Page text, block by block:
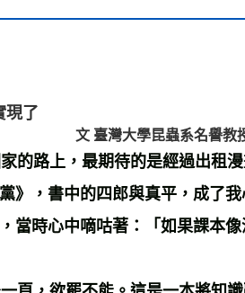
現了
文 臺灣大學昆蟲系名譽教
的路上，最期待的是經過出租漫
》，書中的四郎與真平，成了我
當時心中嘀咕著：「如果課本